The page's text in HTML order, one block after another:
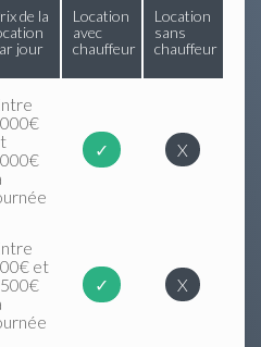
de la
jour
Location
avec
chauffeur
Location
sans
chauffeur
✓ X
et
✓ X